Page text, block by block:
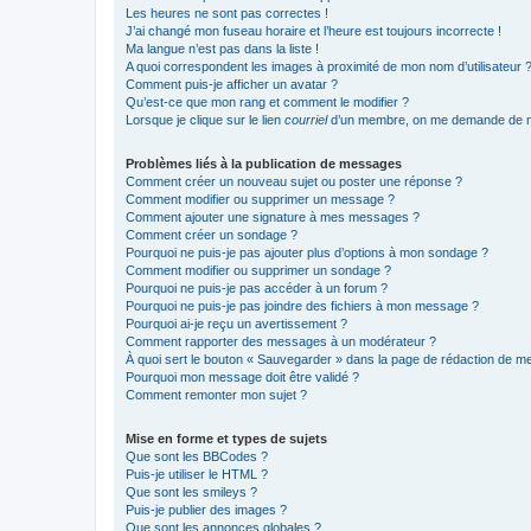
Les heures ne sont pas correctes !
J’ai changé mon fuseau horaire et l’heure est toujours incorrecte !
Ma langue n’est pas dans la liste !
A quoi correspondent les images à proximité de mon nom d’utilisateur ?
Comment puis-je afficher un avatar ?
Qu’est-ce que mon rang et comment le modifier ?
Lorsque je clique sur le lien courrield’un membre, on me demande de
Problèmes liés à la publication de messages
Comment créer un nouveau sujet ou poster une réponse ?
Comment modifier ou supprimer un message ?
Comment ajouter une signature à mes messages ?
Comment créer un sondage ?
Pourquoi ne puis-je pas ajouter plus d’options à mon sondage ?
Comment modifier ou supprimer un sondage ?
Pourquoi ne puis-je pas accéder à un forum ?
Pourquoi ne puis-je pas joindre des fichiers à mon message ?
Pourquoi ai-je reçu un avertissement ?
Comment rapporter des messages à un modérateur ?
À quoi sert le bouton « Sauvegarder » dans la page de rédaction de
Pourquoi mon message doit être validé ?
Comment remonter mon sujet ?
Mise en forme et types de sujets
Que sont les BBCodes ?
Puis-je utiliser le HTML ?
Que sont les smileys ?
Puis-je publier des images ?
Que sont les annonces globales ?